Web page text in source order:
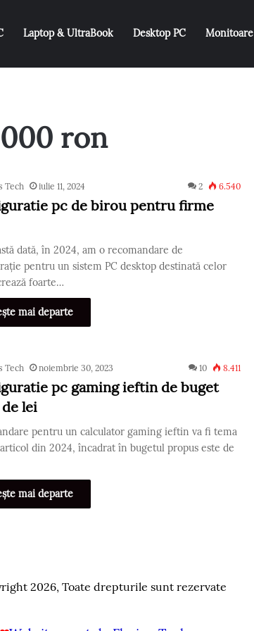
Laptop & UltraBook Desktop PC Monitoare
ron
Tech iulie 11, 2024 2 6.540
pc de birou pentru firme
dată, în 2024, am o recomandare de
pentru un sistem PC desktop destinată celor
foarte…
mai departe
Tech noiembrie 30, 2023 10 8.411
pc gaming ieftin de buget
lei
pentru un calculator gaming ieftin va fi tema
din 2024, încadrat în bugetul propus este de
mai departe
2026, Toate drepturile sunt rezervate